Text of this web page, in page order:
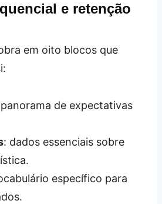
e retenção
em oito blocos que
de expectativas
: dados essenciais sobre
específico para